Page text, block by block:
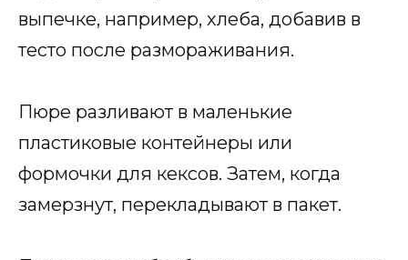
выпечке, например, хлеба, добавив в
тесто после размораживания.
Пюре разливают в маленькие
пластиковые контейнеры или
формочки для кексов. Затем, когда
замерзнут, перекладывают в пакет.